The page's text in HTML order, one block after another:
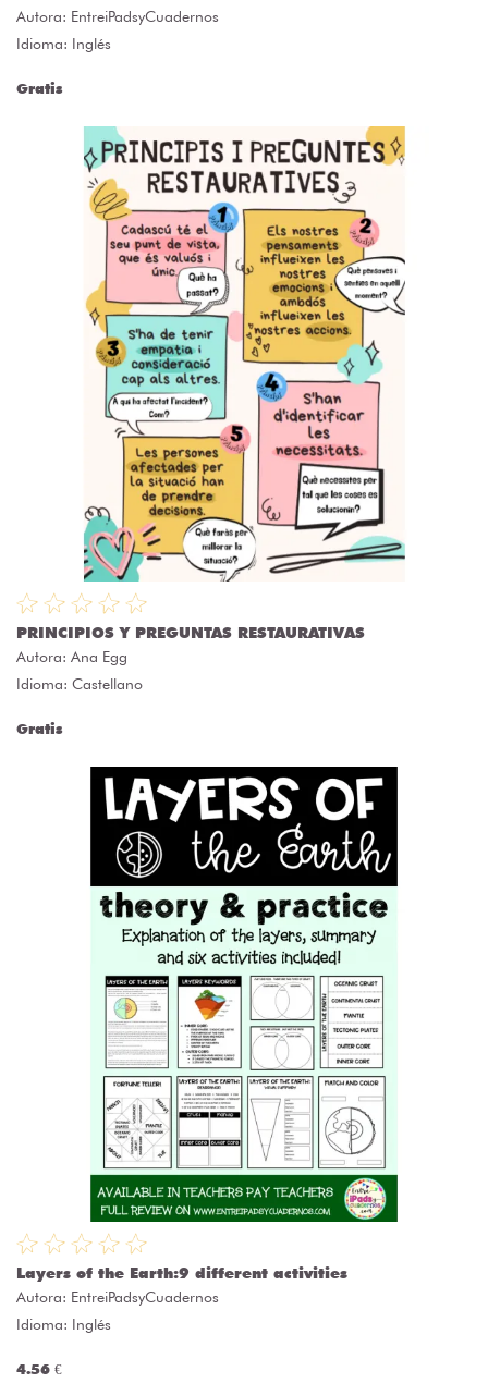
Autora: EntreiPadsyCuadernos
Idioma: Inglés
Gratis
PRINCIPIOS Y PREGUNTAS RESTAURATIVAS
Autora: Ana Egg
Idioma: Castellano
Gratis
Layers of the Earth:9 different activities
Autora: EntreiPadsyCuadernos
Idioma: Inglés
4.56 €